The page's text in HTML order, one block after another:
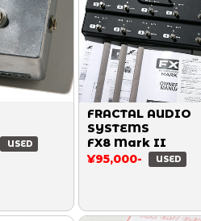
USED
FRACTAL AUDIO
SYSTEMS
FX8 Mark II
¥95,000-
USED